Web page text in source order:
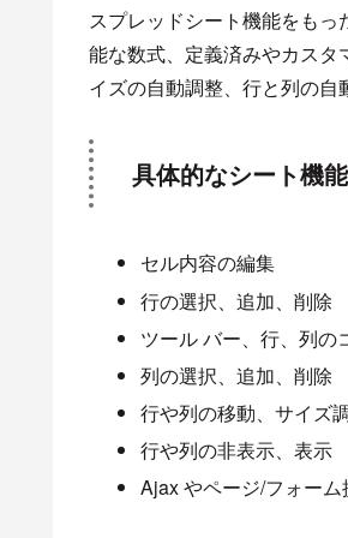
スプレッドシート機能をも
能な数式、定義済みやカス
イズの自動調整、行と列の自
具体的なシート機
セル内容の編集
行の選択、追加、削除
ツール バー、行、列の
列の選択、追加、削除
行や列の移動、サイズ
行や列の非表示、表示
Ajax やページ/フォー